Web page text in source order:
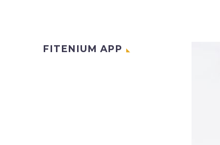
FITENIUM APP